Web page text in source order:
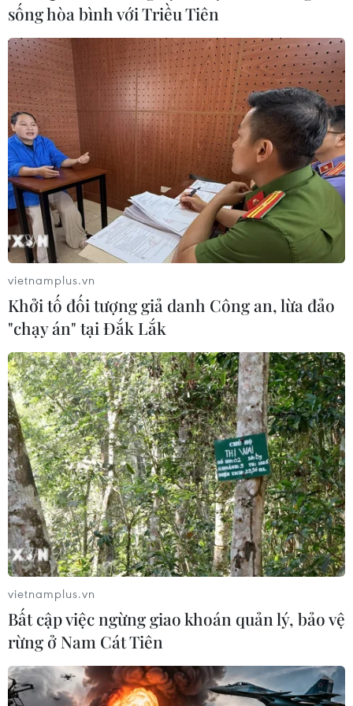
Thế đối đầu Mỹ-Trung vẫn còn nhiều bế
tắc trong năm 2020
07/01/2020 07:03
Nhìn từ phía Washington, các nhân tố ảnh hưởng đến
trật tự toàn cầu trong năm tới sẽ là Trung Quốc, Nga, và
các đồng minh của Mỹ ở châu Âu và châu Á, nhất là
Nhật Bản.
sống hòa bình với Triều Tiên
vietnamplus.vn
Khởi tố đối tượng giả danh Công an, lừa đảo
"chạy án" tại Đắk Lắk
vietnamplus.vn
Bất cập việc ngừng giao khoán quản lý, bảo vệ
rừng ở Nam Cát Tiên